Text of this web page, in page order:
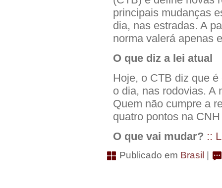
principais mudanças
dia, nas estradas. A
norma valerá apenas
O que diz a lei atual
Hoje, o CTB diz que
o dia, nas rodovias. A
Quem não cumpre a
quatro pontos na
O que vai mudar? ::
Publicado em Brasil